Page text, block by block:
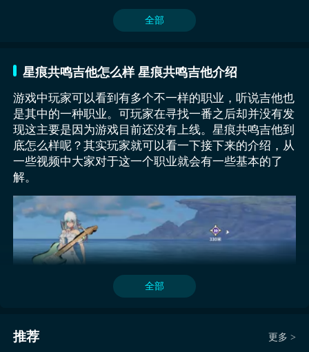
该流派的治疗机制具有明显的场景依赖性，治疗效果的
触发与持续接敌状态相关，同时受幸运属性影响概率，
在战斗过程中可通过攻击行为同步触发治疗，为自身及
队友提供生存保障，但脱离战斗状态后，治疗手段仅依
赖大招与战前储备的溢出治疗量，容错空间相对有限，
这就要求玩家在战斗中需平衡输出节奏与治疗时机，既
要通过持续攻击维持能量循环与治疗触发，又要在队友
态平衡。
吉他手通过弹奏旋律释放技能，普通攻击会产生音波，
可对敌人造成持续伤害，部分技能在命中敌人后，还能
为队友施加攻击buff，提升团队整体输出能力，技能释
放时机需结合战斗节奏，例如在团队集火BOSS时，及
时开启能强化队友攻击的技能，能有效提升输出效率。
在面对小怪群时，可利用范围性音波技能进行清场，为
团队创造安全输出环境。
全部
星痕共鸣吉他怎么样 星痕共鸣吉他介绍
游戏中玩家可以看到有多个不一样的职业，听说吉他也
是其中的一种职业。可玩家在寻找一番之后却并没有发
现这主要是因为游戏目前还没有上线。星痕共鸣吉他到
底怎么样呢？其实玩家就可以看一下接下来的介绍，从
一些视频中大家对于这一个职业就会有一些基本的了
解。
其他这一个职业虽然目前为止介绍并不多，但是职业的
全部
推荐 更多 >